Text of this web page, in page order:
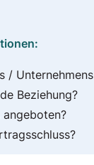
/ Unternehmens
Beziehung?